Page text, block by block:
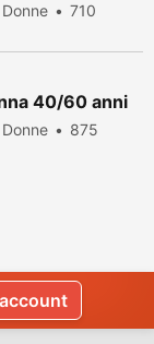
710
40/60 anni
875